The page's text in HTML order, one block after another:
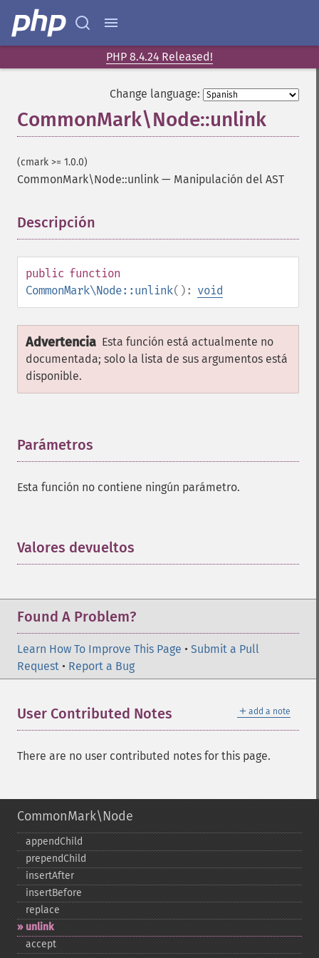
PHP 8.4.24 Released!
Change language:
CommonMark\Node::unlink
(cmark >= 1.0.0)
CommonMark\Node::unlink — Manipulación del AST
Descripción
public function
CommonMark\Node::unlink(): void
Advertencia Esta función está actualmente no
documentada; solo la lista de sus argumentos está
disponible.
Parámetros
Esta función no contiene ningún parámetro.
Valores devueltos
Found A Problem?
Learn How To Improve This Page • Submit a Pull
Request • Report a Bug
＋ add a note
User Contributed Notes
There are no user contributed notes for this page.
CommonMark\Node
appendChild
prependChild
insertAfter
insertBefore
replace
unlink
accept